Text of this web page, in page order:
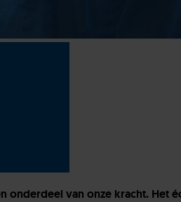
van onze kracht. Het